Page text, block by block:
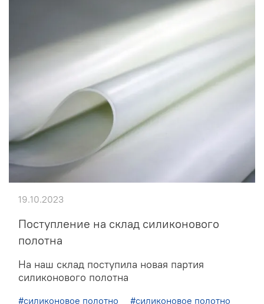
Поступление на склад силиконового
полотна
На наш склад поступила новая партия
силиконового полотна
19.10.2023
#силиконовое полотно
#силиконовое полотно